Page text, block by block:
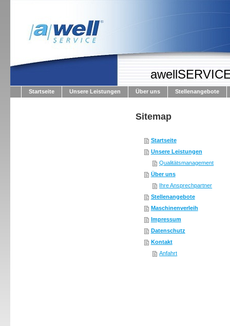
Startseite Unsere Leistungen Über uns Stellenangebote
Sitemap
Startseite
Unsere Leistungen
Qualitätsmanagement
Über uns
Ihre Ansprechpartner
Stellenangebote
Maschinenverleih
Impressum
Datenschutz
Kontakt
Anfahrt